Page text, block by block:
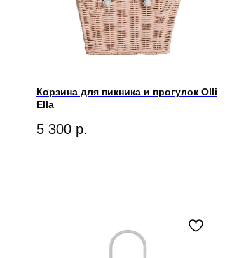
Корзина для пикника и прогулок Olli
Ella
5 300 р.